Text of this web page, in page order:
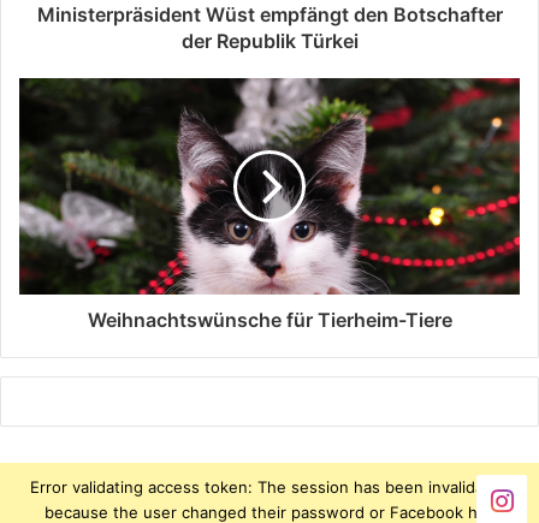
Ministerpräsident Wüst empfängt den Botschafter
der Republik Türkei
Weihnachtswünsche für Tierheim-Tiere
Error validating access token: The session has been invalidated
because the user changed their password or Facebook has